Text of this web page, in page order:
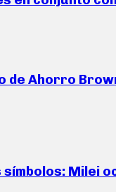
de Ahorro
Milei